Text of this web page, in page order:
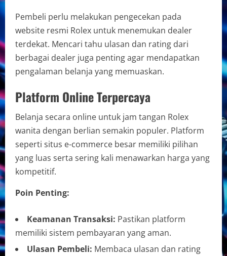
Pembeli perlu melakukan pengecekan pada
website resmi Rolex untuk menemukan dealer
terdekat. Mencari tahu ulasan dan rating dari
berbagai dealer juga penting agar mendapatkan
pengalaman belanja yang memuaskan.
Platform Online Terpercaya
Belanja secara online untuk jam tangan Rolex
wanita dengan berlian semakin populer. Platform
seperti situs e-commerce besar memiliki pilihan
yang luas serta sering kali menawarkan harga yang
kompetitif.
Poin Penting:
Keamanan Transaksi: Pastikan platform
memiliki sistem pembayaran yang aman.
Ulasan Pembeli: Membaca ulasan dan rating